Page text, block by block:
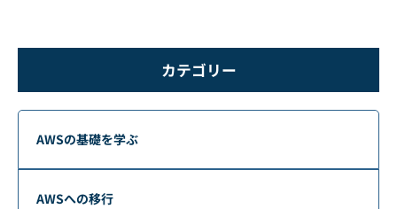
カテゴリー
AWSの基礎を学ぶ
AWSへの移行